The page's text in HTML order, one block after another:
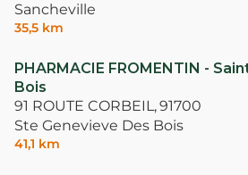
Sancheville
35,5 km
PHARMACIE FROMENTIN -
Bois
91 ROUTE CORBEIL,91700
Ste Genevieve Des Bois
41,1 km